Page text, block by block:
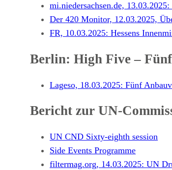
mi.niedersachsen.de,
Der 420 Monitor, 12.03.2025,
FR, 10.03.2025: Hessens
Berlin: High Five –
Lageso, 18.03.2025: Fünf
Bericht zur UN-
UN CND Sixty-eighth session
Side Events Programme
filtermag.org, 14.03.2025: UN